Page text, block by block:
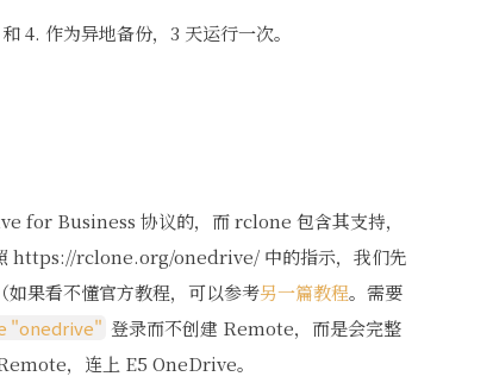
4. 作为异地备份，3 天运行一次。
for Business 协议的，而 rclone 包含其支持，
https://rclone.org/onedrive/ 中的指示，我们先
果看不懂官方教程，可以参考另一篇教程。需要
"onedrive" 登录而不创建 Remote，而是会完整
，连上 E5 OneDrive。